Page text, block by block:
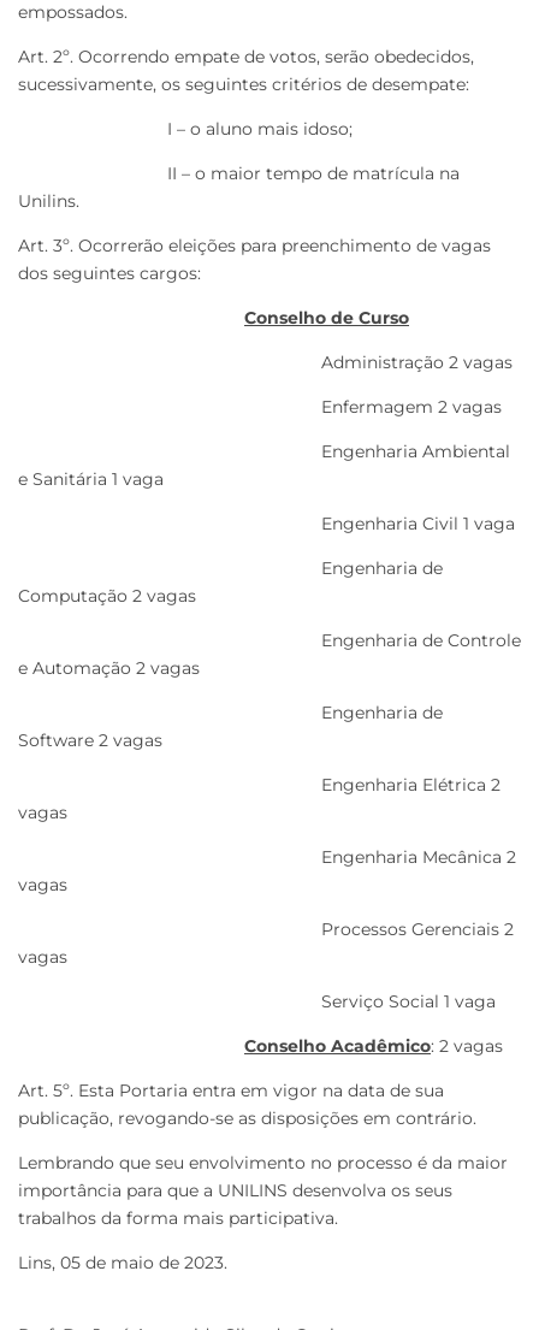
empossados.
Art. 2º. Ocorrendo empate de votos, serão obedecidos,
sucessivamente, os seguintes critérios de desempate:
I – o aluno mais idoso;
II – o maior tempo de matrícula na
Unilins.
Art. 3º. Ocorrerão eleições para preenchimento de vagas
dos seguintes cargos:
Conselho de Curso
Administração 2 vagas
Enfermagem 2 vagas
Engenharia Ambiental
e Sanitária 1 vaga
Engenharia Civil 1 vaga
Engenharia de
Computação 2 vagas
Engenharia de Controle
e Automação 2 vagas
Engenharia de
Software 2 vagas
Engenharia Elétrica 2
vagas
Engenharia Mecânica 2
vagas
Processos Gerenciais 2
vagas
Serviço Social 1 vaga
Conselho Acadêmico: 2 vagas
Art. 5º. Esta Portaria entra em vigor na data de sua
publicação, revogando-se as disposições em contrário.
Lembrando que seu envolvimento no processo é da maior
importância para que a UNILINS desenvolva os seus
trabalhos da forma mais participativa.
Lins, 05 de maio de 2023.